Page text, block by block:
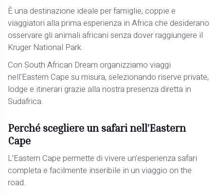
È una destinazione ideale per famiglie, coppie e
viaggiatori alla prima esperienza in Africa che desiderano
osservare gli animali africani senza dover raggiungere il
Kruger National Park.
Con South African Dream organizziamo viaggi
nell’Eastern Cape su misura, selezionando riserve private,
lodge e itinerari grazie alla nostra presenza diretta in
Sudafrica.
Perché scegliere un safari nell’Eastern
Cape
L’Eastern Cape permette di vivere un’esperienza safari
completa e facilmente inseribile in un viaggio on the
road.